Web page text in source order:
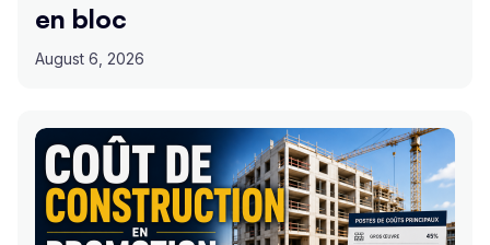
en bloc
August 6, 2026